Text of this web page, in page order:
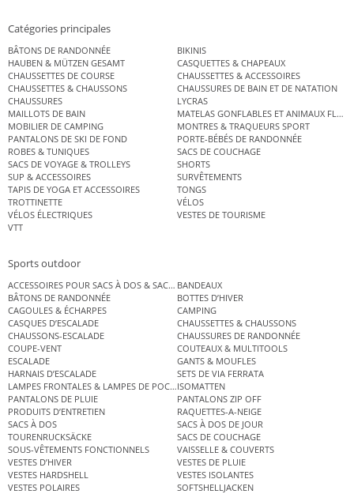
Catégories principales
BÂTONS DE RANDONNÉE
BIKINIS
HAUBEN & MÜTZEN GESAMT
CASQUETTES & CHAPEAUX
CHAUSSETTES DE COURSE
CHAUSSETTES & ACCESSOIRES
CHAUSSETTES & CHAUSSONS
CHAUSSURES DE BAIN ET DE NATATION
CHAUSSURES
LYCRAS
MAILLOTS DE BAIN
MATELAS GONFLABLES ET ANIMAUX
MOBILIER DE CAMPING
MONTRES & TRAQUEURS SPORT
PANTALONS DE SKI DE FOND
PORTE-BÉBÉS DE RANDONNÉE
ROBES & TUNIQUES
SACS DE COUCHAGE
SACS DE VOYAGE & TROLLEYS
SHORTS
SUP & ACCESSOIRES
SURVÊTEMENTS
TAPIS DE YOGA ET ACCESSOIRES
TONGS
TROTTINETTE
VÉLOS
VÉLOS ÉLECTRIQUES
VESTES DE TOURISME
VTT
Sports outdoor
ACCESSOIRES POUR SACS À DOS & SACS ÉTANCHES
BANDEAUX
BÂTONS DE RANDONNÉE
BOTTES D’HIVER
CAGOULES & ÉCHARPES
CAMPING
CASQUES D’ESCALADE
CHAUSSETTES & CHAUSSONS
CHAUSSONS-ESCALADE
CHAUSSURES DE RANDONNÉE
COUPE-VENT
COUTEAUX & MULTITOOLS
ESCALADE
GANTS & MOUFLES
HARNAIS D’ESCALADE
SETS DE VIA FERRATA
LAMPES FRONTALES & LAMPES DE POCHEISOMATTEN
PANTALONS DE PLUIE
PANTALONS ZIP OFF
PRODUITS D’ENTRETIEN
RAQUETTES-A-NEIGE
SACS À DOS
SACS À DOS DE JOUR
TOURENRUCKSÄCKE
SACS DE COUCHAGE
SOUS-VÊTEMENTS FONCTIONNELS
VAISSELLE & COUVERTS
VESTES D’HIVER
VESTES DE PLUIE
VESTES HARDSHELL
VESTES ISOLANTES
VESTES POLAIRES
SOFTSHELLJACKEN